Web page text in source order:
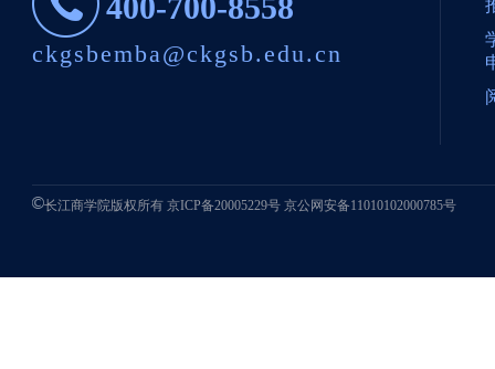
400-700-8558
ckgsbemba@ckgsb.edu.cn
长江商学院版权所有京ICP备20005229号 京公网安备11010102000785号